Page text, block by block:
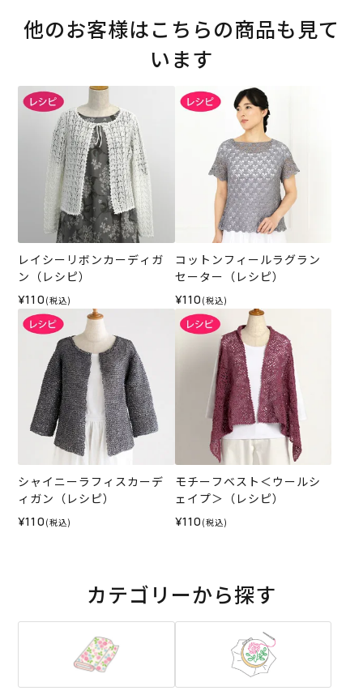
他のお客様はこちらの商品も見て
います
レイシーリボンカーディガ
ン（レシピ）
¥110 (税込)
コットンフィールラグラン
セーター（レシピ）
¥110 (税込)
シャイニーラフィスカーデ
ィガン（レシピ）
¥110 (税込)
モチーフベスト＜ウールシ
ェイプ＞（レシピ）
¥110 (税込)
カテゴリーから探す